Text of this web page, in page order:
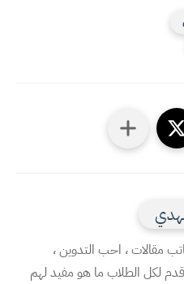
مقالات ، احب التدوين ،
لكل الطلاب ما هو مفيد لهم